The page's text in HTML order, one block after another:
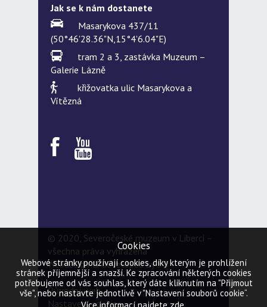
Jak se k nám dostanete
Masarykova 437/11
(50°46'28.36"N,15°4'6.04"E)
tram 2 a 3, zastávka Muzeum –
Galerie Lázně
křižovatka ulic Masarykova a
Vítězná
© 2020, Severočeské muzeum v Liberci –
všechna práva vyhrazena
Webdesign & developed by5Q
Původní web
Nastavení cookies
Cookies
Webové stránky používají cookies, díky kterým je prohlížení
stránek příjemnější a snazší. Ke zpracování některých cookies
potřebujeme od vás souhlas, který dáte kliknutím na "Přijmout
vše", nebo nastavte jednotlivě v "Nastavení souborů cookie“.
zde